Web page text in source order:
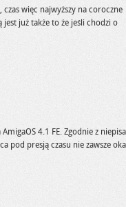
Podsumowanie roku 2024 w
świecie AmigaOS 4
więc najwyższy na coroczne
już także to że jeśli chodzi o
4.1 FE. Zgodnie z
pod presją czasu nie zawsze